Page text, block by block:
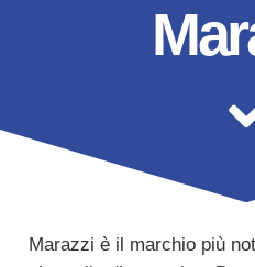
Marazzi è il marchio più